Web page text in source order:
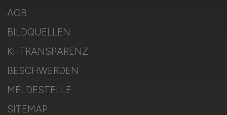
AGB
BILDQUELLEN
KI-TRANSPARENZ
BESCHWERDEN
MELDESTELLE
SITEMAP